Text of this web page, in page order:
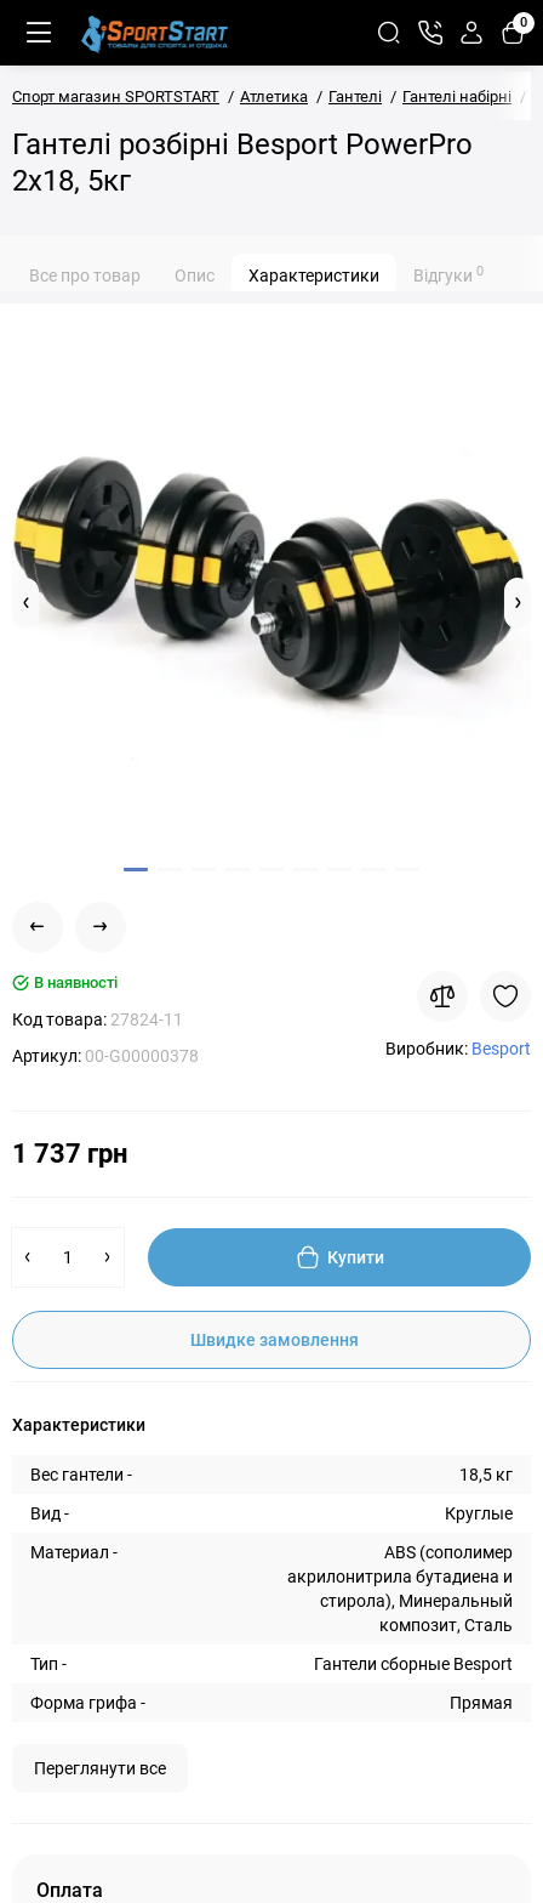
0
Спорт магазин SPORTSTART Атлетика Гантелі Гантелі набірні
Гантелі розбірні Besport PowerPro
2х18, 5кг
Все про товар Опис Характеристики Відгуки 0
В наявності
Код товара: 27824-11
Артикул: 00-G00000378 Виробник: Besport
1 737 грн
Купити
Швидке замовлення
Характеристики
Вес гантели -
18,5 кг
Вид -
Круглые
Материал -
ABS (сополимер
акрилонитрила бутадиена и
стирола), Минеральный
композит, Сталь
Тип -
Гантели сборные Besport
Форма грифа -
Прямая
Переглянути все
Оплата